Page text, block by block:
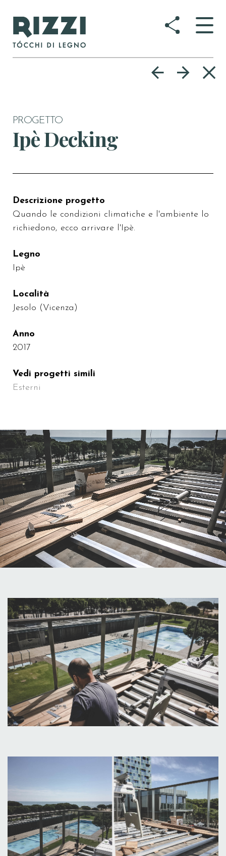
PROGETTO
Ipè Decking
Descrizione progetto
Quando le condizioni climatiche e l'ambiente lo
richiedono, ecco arrivare l'Ipè.
Legno
Ipè
Località
Jesolo (Vicenza)
Anno
2017
Vedi progetti simili
Esterni